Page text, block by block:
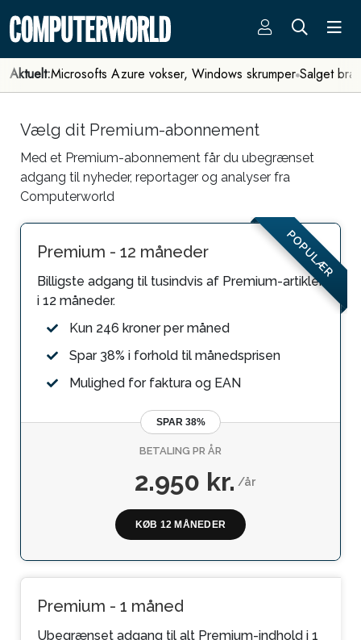
Aktuelt:Microsofts Azure vokser, Windows skrumper Salget
Vælg dit Premium-abonnement
Med et Premium-abonnement får du ubegrænset
adgang til nyheder, reportager og analyser fra
Computerworld
Premium - 1 måned
Ubegrænset adgang til alt Premium-indhold i 1
POPULÆR
Premium - 12 måneder
Billigste adgang til tusindvis af Premium-artikler
i 12 måneder.
Kun 246 kroner per måned
Spar 38% i forhold til månedsprisen
Mulighed for faktura og EAN
SPAR 38%
BETALING PR ÅR
2.950 kr./år
KØB 12 MÅNEDER